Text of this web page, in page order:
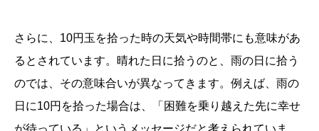
さらに、10円玉を拾った時の天気や時間帯にも意味があ
るとされています。晴れた日に拾うのと、雨の日に拾う
のでは、その意味合いが異なってきます。例えば、雨の
日に10円を拾った場合は、「困難を乗り越えた先に幸せ
が待っている」というメッセージだと考えられていま